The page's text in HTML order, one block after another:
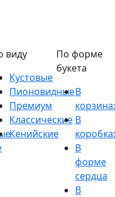
виду
Кустовые
Пионовидные
Премиум
Классические
Кенийские
По форме
букета
В
В
В
форме
сердца
В